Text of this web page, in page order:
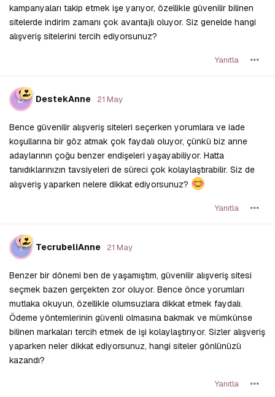
kampanyaları takip etmek işe yarıyor, özellikle güvenilir bilinen
sitelerde indirim zamanı çok avantajlı oluyor. Siz genelde hangi
alışveriş sitelerini tercih ediyorsunuz?
Yanıtla
D DestekAnne 21 May
Bence güvenilir alışveriş siteleri seçerken yorumlara ve iade
koşullarına bir göz atmak çok faydalı oluyor, çünkü biz anne
adaylarının çoğu benzer endişeleri yaşayabiliyor. Hatta
tanıdıklarınızın tavsiyeleri de süreci çok kolaylaştırabilir. Siz de
alışveriş yaparken nelere dikkat ediyorsunuz?
Yanıtla
T TecrubeliAnne 21 May
Benzer bir dönemi ben de yaşamıştım, güvenilir alışveriş sitesi
seçmek bazen gerçekten zor oluyor. Bence önce yorumları
mutlaka okuyun, özellikle olumsuzlara dikkat etmek faydalı.
Ödeme yöntemlerinin güvenli olmasına bakmak ve mümkünse
bilinen markaları tercih etmek de işi kolaylaştırıyor. Sizler alışveriş
yaparken neler dikkat ediyorsunuz, hangi siteler gönlünüzü
kazandı?
Yanıtla